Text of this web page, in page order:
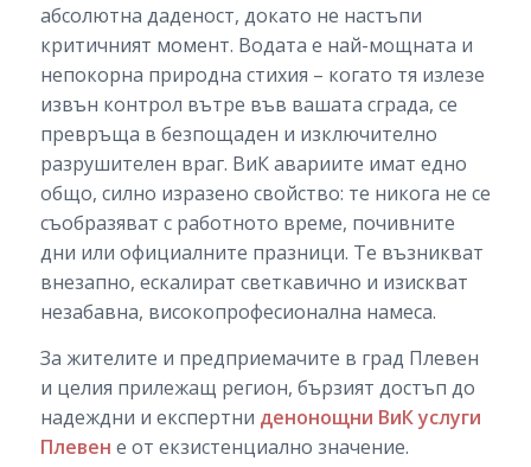
абсолютна даденост, докато не настъпи
критичният момент. Водата е най-мощната и
непокорна природна стихия – когато тя излезе
извън контрол вътре във вашата сграда, се
превръща в безпощаден и изключително
разрушителен враг. ВиК авариите имат едно
общо, силно изразено свойство: те никога не се
съобразяват с работното време, почивните
дни или официалните празници. Те възникват
внезапно, ескалират светкавично и изискват
незабавна, високопрофесионална намеса.
За жителите и предприемачите в град Плевен
и целия прилежащ регион, бързият достъп до
надеждни и експертни денонощни ВиК услуги
Плевен е от екзистенциално значение.